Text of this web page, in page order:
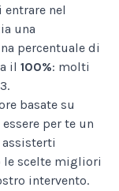
nel
una
percentuale di
il 100%: molti
basate su
per te un
le scelte migliori
intervento.